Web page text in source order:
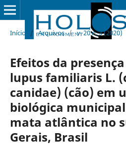
Início / Arquivos / v. 20 n. 3 (2020)
Efeitos da
lupus familiaris L.
canidae) (cão) em
biológica
mata atlântica no
Gerais, Brasil